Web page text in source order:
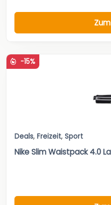
-15%
Deals, Freizeit, Sport
Nike Slim Waistpack 4.0